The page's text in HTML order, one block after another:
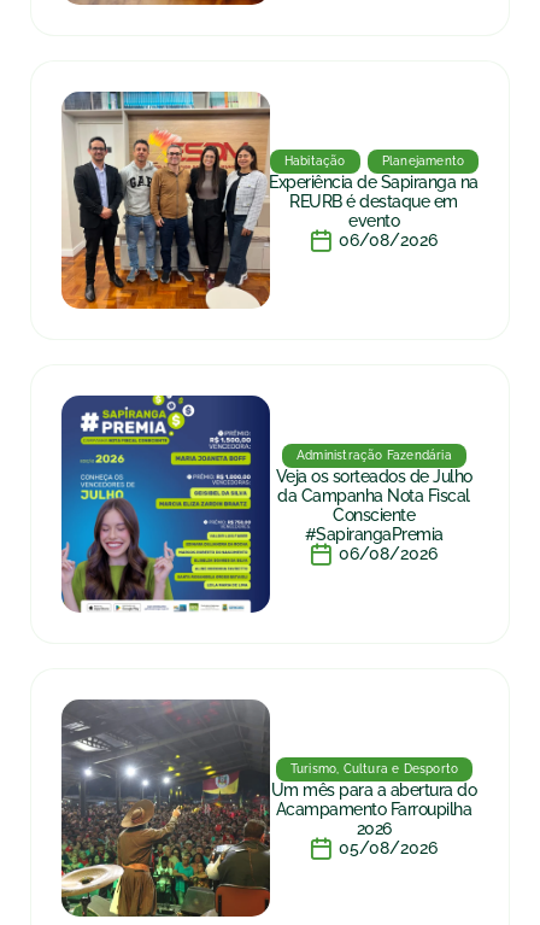
Habitação Planejamento
Experiência de Sapiranga na
REURB é destaque em
evento
06/08/2026
Administração Fazendária
Veja os sorteados de Julho
da Campanha Nota Fiscal
Consciente
#SapirangaPremia
06/08/2026
Turismo, Cultura e Desporto
Um mês para a abertura do
Acampamento Farroupilha
2026
05/08/2026